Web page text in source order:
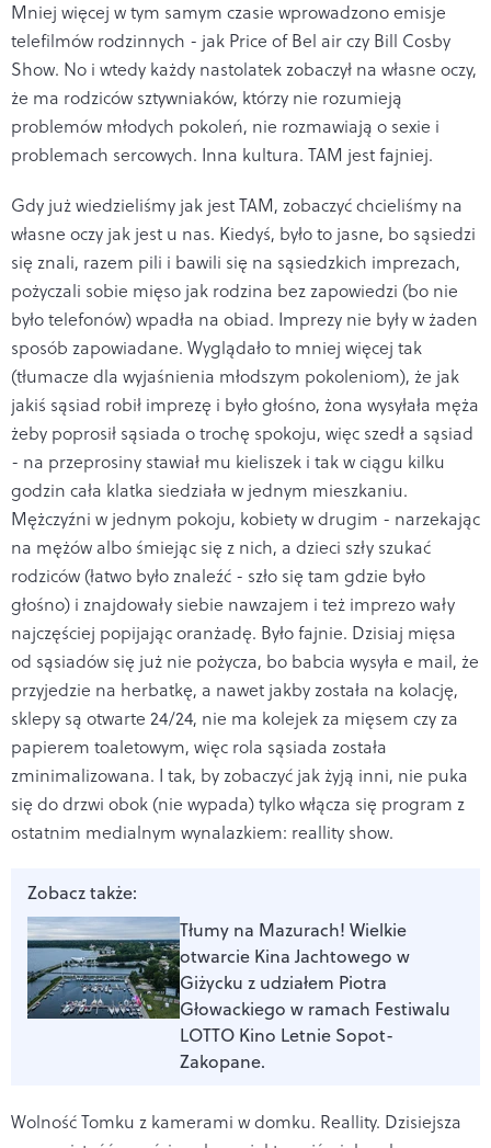
Mniej więcej w tym samym czasie wprowadzono emisje
telefilmów rodzinnych - jak Price of Bel air czy Bill Cosby
Show. No i wtedy każdy nastolatek zobaczył na własne oczy,
że ma rodziców sztywniaków, którzy nie rozumieją
problemów młodych pokoleń, nie rozmawiają o sexie i
problemach sercowych. Inna kultura. TAM jest fajniej.
Gdy już wiedzieliśmy jak jest TAM, zobaczyć chcieliśmy na
własne oczy jak jest u nas. Kiedyś, było to jasne, bo sąsiedzi
się znali, razem pili i bawili się na sąsiedzkich imprezach,
pożyczali sobie mięso jak rodzina bez zapowiedzi (bo nie
było telefonów) wpadła na obiad. Imprezy nie były w żaden
sposób zapowiadane. Wyglądało to mniej więcej tak
(tłumacze dla wyjaśnienia młodszym pokoleniom), że jak
jakiś sąsiad robił imprezę i było głośno, żona wysyłała męża
żeby poprosił sąsiada o trochę spokoju, więc szedł a sąsiad
- na przeprosiny stawiał mu kieliszek i tak w ciągu kilku
godzin cała klatka siedziała w jednym mieszkaniu.
Mężczyźni w jednym pokoju, kobiety w drugim - narzekając
na mężów albo śmiejąc się z nich, a dzieci szły szukać
rodziców (łatwo było znaleźć - szło się tam gdzie było
głośno) i znajdowały siebie nawzajem i też imprezo wały
najczęściej popijając oranżadę. Było fajnie. Dzisiaj mięsa
od sąsiadów się już nie pożycza, bo babcia wysyła e mail, że
przyjedzie na herbatkę, a nawet jakby została na kolację,
sklepy są otwarte 24/24, nie ma kolejek za mięsem czy za
papierem toaletowym, więc rola sąsiada została
zminimalizowana. I tak, by zobaczyć jak żyją inni, nie puka
się do drzwi obok (nie wypada) tylko włącza się program z
ostatnim medialnym wynalazkiem: reallity show.
Zobacz także:
Tłumy na Mazurach! Wielkie
otwarcie Kina Jachtowego w
Giżycku z udziałem Piotra
Głowackiego w ramach Festiwalu
LOTTO Kino Letnie Sopot-
Zakopane.
Wolność Tomku z kamerami w domku. Reallity. Dzisiejsza